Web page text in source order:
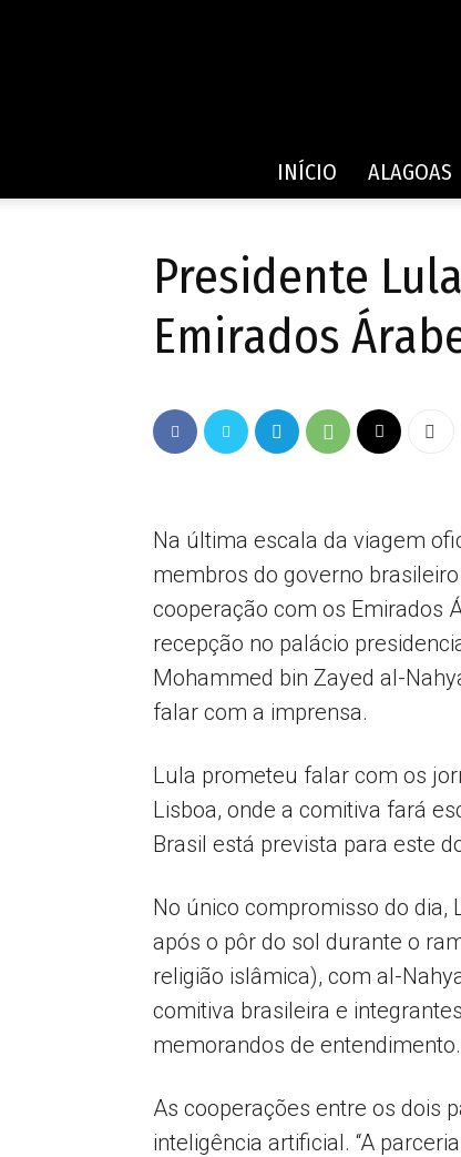
INÍCIO ALAGOAS
Presidente
Emirados
Na última escala da viagem
membros do governo
cooperação com os Emirados
recepção no palácio
Mohammed bin Zayed al-
falar com a imprensa.
Lula prometeu falar com os
Lisboa, onde a comitiva fará
Brasil está prevista para este
No único compromisso do dia,
após o pôr do sol durante o
religião islâmica), com al-
comitiva brasileira e
memorandos de entendimento.
As cooperações entre os dois
inteligência artificial. “A